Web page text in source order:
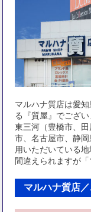
マルハナ質店は愛
る『質屋』でござい
東三河（豊橋市、
市、名古屋市、静
用いただいている
間違えられますが
マルハナ質店